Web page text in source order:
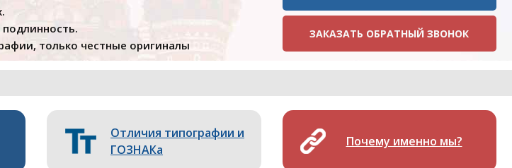
только честные оригиналы
ЗАКАЗАТЬ ОБРАТНЫЙ ЗВОНОК
Отличия типографии и
ГОЗНАКа
Почему именно мы?